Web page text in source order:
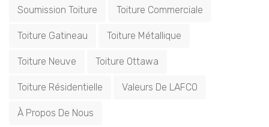
Soumission Toiture Toiture Commerciale
Toiture Gatineau Toiture Métallique
Toiture Neuve Toiture Ottawa
Toiture Résidentielle Valeurs De LAFCO
À Propos De Nous